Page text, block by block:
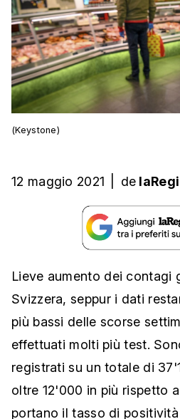
(Keystone)
12 maggio 2021 de
Lieve aumento dei contagi
Svizzera, seppur i dati
più bassi delle scorse
effettuati molti più test.
registrati su un totale di
oltre 12'000 in più rispetto
portano il tasso di